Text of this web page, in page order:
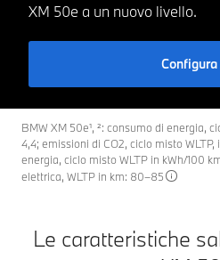
XM 50e a un nuovo livello.
Configura
BMW XM 50e¹, ²: consumo di energia,
4,4; emissioni di CO2, ciclo misto
energia, ciclo misto WLTP in kWh/100
elettrica, WLTP in km: 80–85
Le caratteristiche